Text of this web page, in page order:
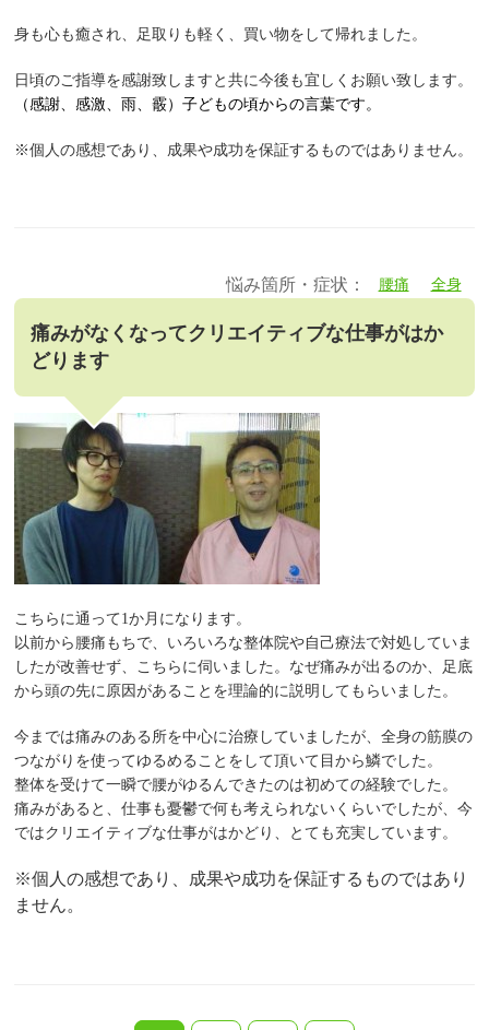
身も心も癒され、足取りも軽く、買い物をして帰れました。
日頃のご指導を感謝致しますと共に今後も宜しくお願い致します。
（感謝、感激、雨、霰）子どもの頃からの言葉です。
※個人の感想であり、成果や成功を保証するものではありません。
悩み箇所・症状： 腰痛 全身
痛みがなくなってクリエイティブな仕事がはか
どります
こちらに通って1か月になります。
以前から腰痛もちで、いろいろな整体院や自己療法で対処していま
したが改善せず、こちらに伺いました。 なぜ痛みが出るのか、足底
から頭の先に原因があることを理論的に説明してもらいました。
今までは痛みのある所を中心に治療していましたが、全身の筋膜の
つながりを使ってゆるめることをして頂いて目から鱗でした。
整体を受けて一瞬で腰がゆるんできたのは初めての経験でした。
痛みがあると、仕事も憂鬱で何も考えられないくらいでしたが、今
ではクリエイティブな仕事がはかどり、とても充実しています。
※個人の感想であり、成果や成功を保証するものではあり
ません。